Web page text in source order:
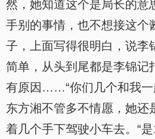
然，她知道这个是局长的意
手别的事情，也不想接这个
子，上面写得很明白，说李
简单，从头到尾都是李锦记
有原因……“你们几个和我一
东方湘不管多不情愿，她还
着几个手下驾驶小车去。“